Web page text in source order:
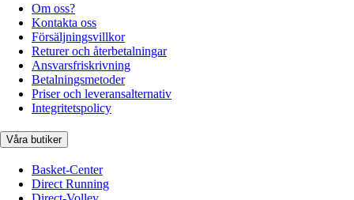
Om oss?
Kontakta oss
Försäljningsvillkor
Returer och återbetalningar
Ansvarsfriskrivning
Betalningsmetoder
Priser och leveransalternativ
Integritetspolicy
Våra butiker
Basket-Center
Direct Running